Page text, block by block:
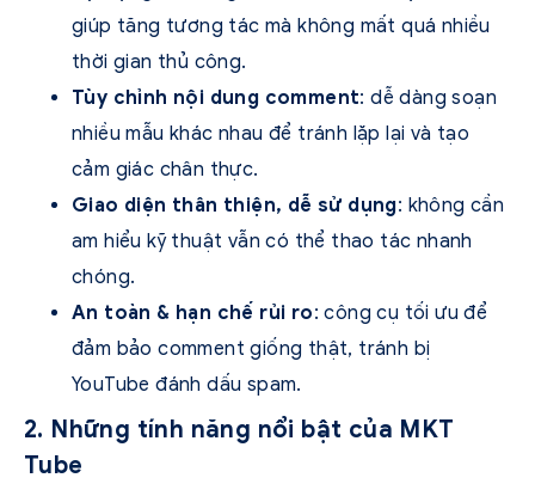
giúp tăng tương tác mà không mất quá nhiều
thời gian thủ công.
Tùy chỉnh nội dung comment: dễ dàng soạn
nhiều mẫu khác nhau để tránh lặp lại và tạo
cảm giác chân thực.
Giao diện thân thiện, dễ sử dụng: không cần
am hiểu kỹ thuật vẫn có thể thao tác nhanh
chóng.
An toàn & hạn chế rủi ro: công cụ tối ưu để
đảm bảo comment giống thật, tránh bị
YouTube đánh dấu spam.
2. Những tính năng nổi bật của MKT
Tube